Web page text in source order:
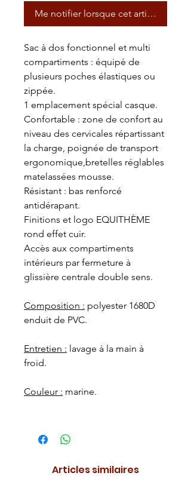
Me notifier lorsque cet article est
Sac à dos fonctionnel et multi
compartiments : équipé de
plusieurs poches élastiques ou
zippée.
1 emplacement spécial casque.
Confortable : zone de confort au
niveau des cervicales répartissant
la charge, poignée de transport
ergonomique,bretelles réglables
matelassées mousse.
Résistant : bas renforcé
antidérapant.
Finitions et logo EQUITHÈME
rond effet cuir.
Accès aux compartiments
intérieurs par fermeture à
glissière centrale double sens.
Composition : polyester 1680D
enduit de PVC.
Entretien : lavage à la main à
froid.
Couleur : marine.
Articles similaires